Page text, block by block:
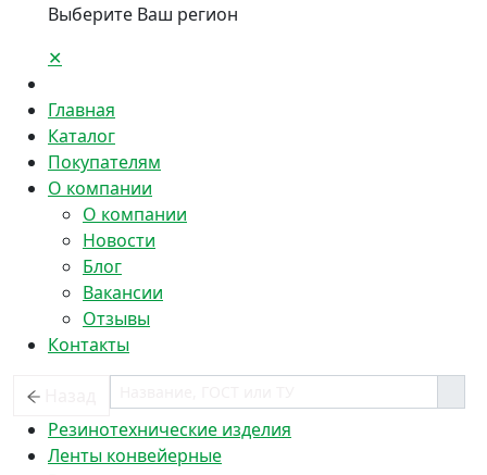
Выберите Ваш регион
✕
Главная
Каталог
Покупателям
О компании
О компании
Новости
Блог
Вакансии
Отзывы
Контакты
Резинотехнические изделия
Ленты конвейерные